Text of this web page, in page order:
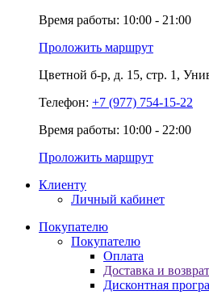
Время работы: 10:00 - 21:00
Проложить маршрут
Цветной б-р, д. 15, стр. 1,
Телефон: +7 (977) 754-15-22
Время работы: 10:00 - 22:00
Проложить маршрут
Клиенту
Личный кабинет
Покупателю
Покупателю
Оплата
Доставка и возврат
Дисконтная